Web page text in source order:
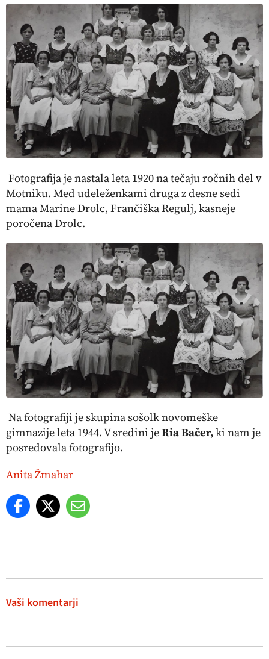
Fotografija je nastala leta 1920 na tečaju ročnih del v
Motniku. Med udeleženkami druga z desne sedi
mama Marine Drolc, Frančiška Regulj, kasneje
poročena Drolc.
Na fotografiji je skupina sošolk novomeške
gimnazije leta 1944. V sredini jeRia Bačer,ki nam je
posredovala fotografijo.
Anita Žmahar
Vaši komentarji